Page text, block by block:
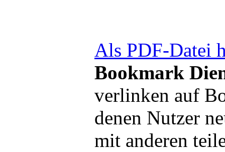
Als PDF-Datei
Bookmark
verlinken auf
denen Nutzer
mit anderen